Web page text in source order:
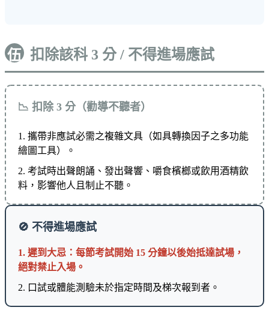
伍 扣除該科 3 分 / 不得進場應試
📉 扣除 3 分（勸導不聽者）
1. 攜帶非應試必需之複雜文具（如具轉換因子之多功能
繪圖工具）。
2. 考試時出聲朗誦、發出聲響、嚼食檳榔或飲用酒精飲
料，影響他人且制止不聽。
🚫 不得進場應試
1. 遲到大忌：每節考試開始 15 分鐘以後始抵達試場，
絕對禁止入場。
2. 口試或體能測驗未於指定時間及梯次報到者。